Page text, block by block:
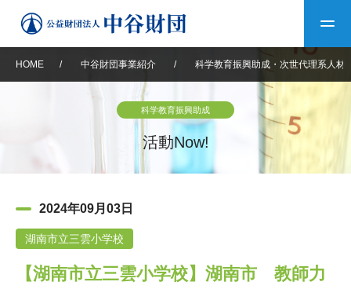
中谷財団について
設立趣意書
沿革 40年史デジタルブック
中谷財団事業紹介
神戸賞 長期大型研究助成
中谷財団動画紹介
その他情報
HOME / 中谷財団事業紹介 / 科学教育振興助成・次世代理系人材
科学教育振興助成
活動Now!
2024年09月03日
湖南市立三雲小学校
【湖南市立三雲小学校】湖南市 教師力